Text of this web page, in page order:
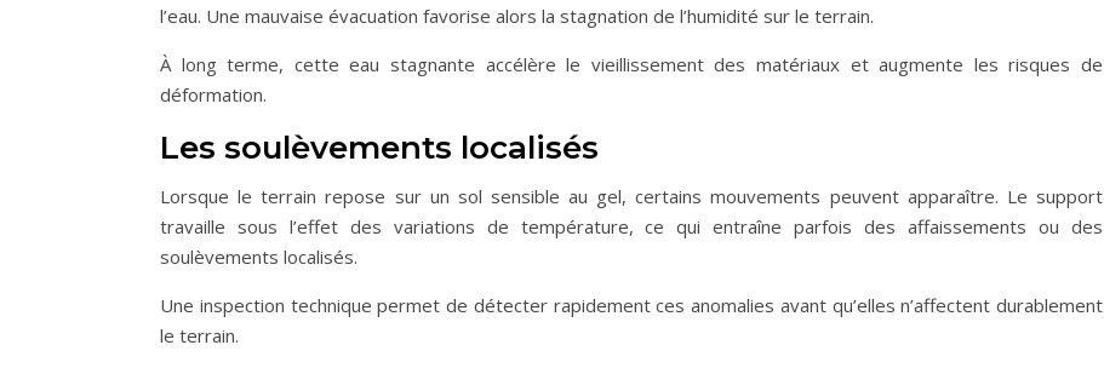
l’eau. Une mauvaise évacuation favorise alors la stagnation de l’humidité sur le terrain.
À long terme, cette eau stagnante accélère le vieillissement des matériaux et augmente les risques de
déformation.
Les soulèvements localisés
Lorsque le terrain repose sur un sol sensible au gel, certains mouvements peuvent apparaître. Le support
travaille sous l’effet des variations de température, ce qui entraîne parfois des affaissements ou des
soulèvements localisés.
Une inspection technique permet de détecter rapidement ces anomalies avant qu’elles n’affectent durablement
le terrain.